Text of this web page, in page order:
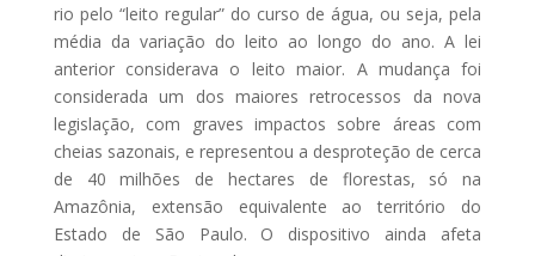
rio pelo “leito regular” do curso de água, ou seja, pela
média da variação do leito ao longo do ano. A lei
anterior considerava o leito maior. A mudança foi
considerada um dos maiores retrocessos da nova
legislação, com graves impactos sobre áreas com
cheias sazonais, e representou a desproteção de cerca
de 40 milhões de hectares de florestas, só na
Amazônia, extensão equivalente ao território do
Estado de São Paulo. O dispositivo ainda afeta